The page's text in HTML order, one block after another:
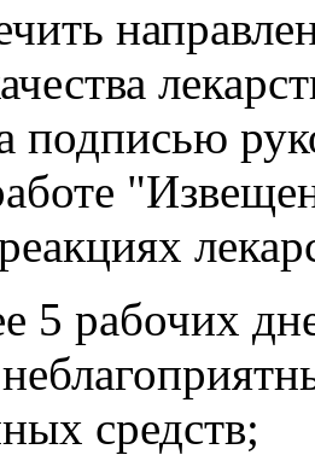
подписью
5 рабочих
средств;